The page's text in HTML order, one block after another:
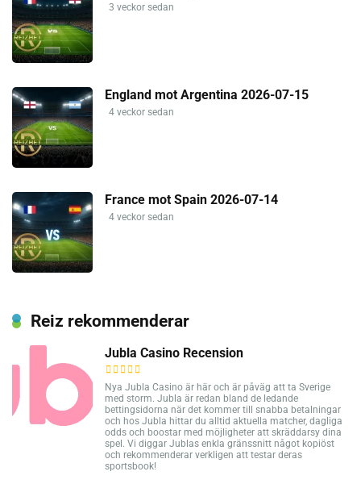
3 veckor sedan
England mot Argentina 2026-07-15
4 veckor sedan
France mot Spain 2026-07-14
4 veckor sedan
Reiz rekommenderar
Jubla Casino Recension
Nya Jubla Casino är här och är påväg att ta Sverige
med storm. Jubla är redan bland de ledande
bettingsidorna när det kommer till snabba betalningar
och hos Jubla hittar du alltid aktuella matcher, dagliga
odds och boostar med möjligheter att skräddarsy dina
spel. Vi diggar Jublas enkla gränssnitt något kopiöst
och rekommenderar verkligen att testar deras
sportsbook!